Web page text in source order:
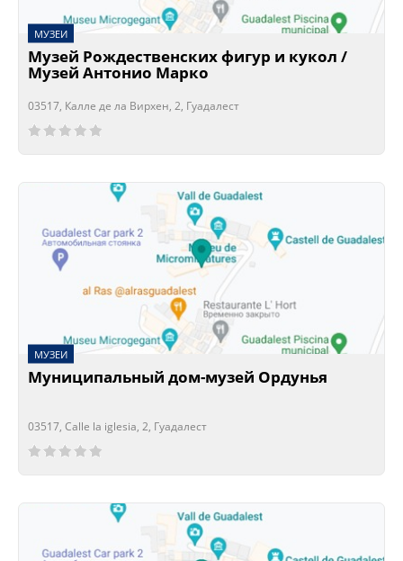
МУЗЕИ
Музей Рождественских фигур и кукол /
Музей Антонио Марко
03517, Калле де ла Вирхен, 2, Гуадалест
Сейчас открыто!
Сейчас закрыто!
МУЗЕИ
Муниципальный дом-музей Ордунья
03517, Calle la iglesia, 2, Гуадалест
Сейчас открыто!
Сейчас закрыто!